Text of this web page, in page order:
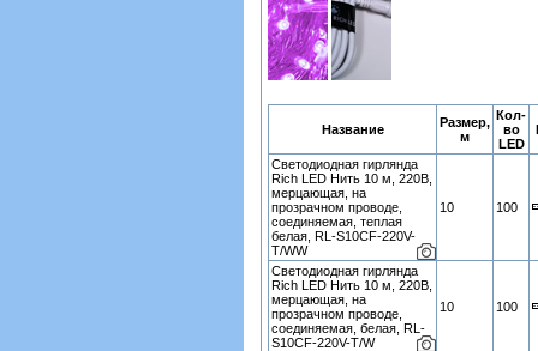
Название
Размер,
м
Кол-
во
LED
Светодиодная гирлянда
Rich LED Нить 10 м, 220В,
мерцающая, на
прозрачном проводе,
соединяемая, теплая
белая, RL-S10CF-220V-
T/WW
10 100
Светодиодная гирлянда
Rich LED Нить 10 м, 220В,
мерцающая, на
прозрачном проводе,
соединяемая, белая, RL-
S10CF-220V-T/W
10 100